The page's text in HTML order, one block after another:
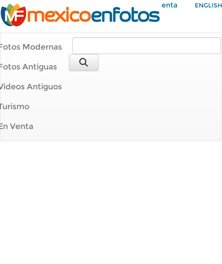
Mi Cuenta ENGLISH
Modernas
Antiguas
Antiguos
Venta